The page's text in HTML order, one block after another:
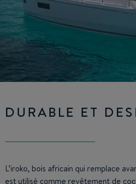
DURABLE ET
L’iroko, bois africain qui remplace
est utilisé comme revêtement de